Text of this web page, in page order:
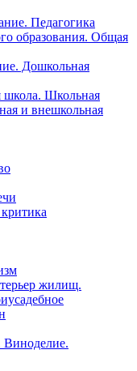
Педагогика
образования. Общая
Дошкольная
школа. Школьная
и внешкольная
жилищ.
Виноделие.